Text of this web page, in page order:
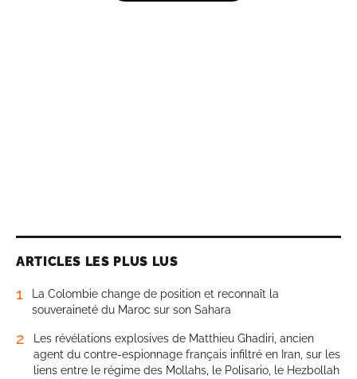
ARTICLES LES PLUS LUS
1
La Colombie change de position et reconnaît la
souveraineté du Maroc sur son Sahara
2
Les révélations explosives de Matthieu Ghadiri, ancien
agent du contre-espionnage français infiltré en Iran, sur les
liens entre le régime des Mollahs, le Polisario, le Hezbollah